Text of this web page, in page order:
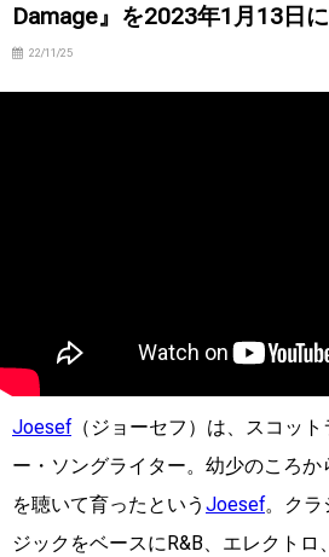
Damage』を2023年1月13日
22/11/25
Joesef（ジョーセフ）は、スコッ
ー・ソングライター。幼少のころか
を聴いて育ったという Joesef。クラ
ジックをベースにR&B、エレクト